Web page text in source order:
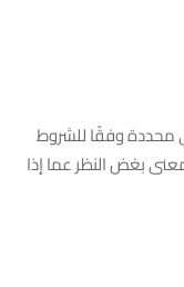
محددة وفقًا للشروط
بغض النظر عما إذا